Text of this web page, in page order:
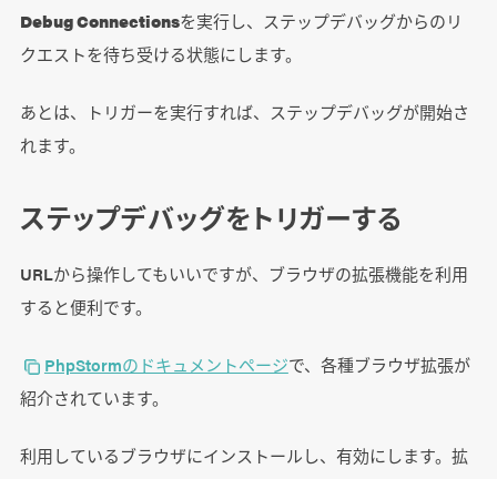
Debug Connectionsを実行し、ステップデバッグからのリ
クエストを待ち受ける状態にします。
あとは、トリガーを実行すれば、ステップデバッグが開始さ
れます。
ステップデバッグをトリガーする
URLから操作してもいいですが、ブラウザの拡張機能を利用
すると便利です。
PhpStormのドキュメントページで、各種ブラウザ拡張が
紹介されています。
利用しているブラウザにインストールし、有効にします。拡